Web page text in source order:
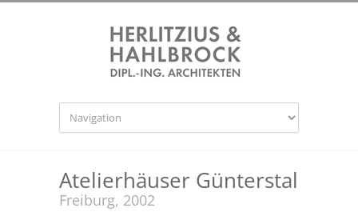
Atelierhäuser Günterstal
Freiburg, 2002